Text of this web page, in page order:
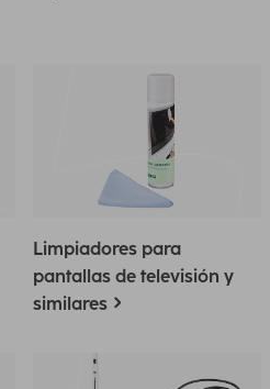
Limpiadores para
pantallas de televisión y
similares